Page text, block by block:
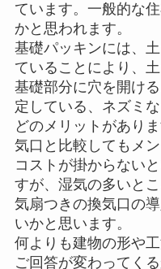
ています。一般的な
かと思われます。
基礎パッキンには、
ていることにより、
基礎部分に穴を開け
定している、ネズミ
どのメリットがあり
気口と比較してもメ
コストが掛からない
すが、湿気の多いと
気扇つきの換気口の
いかと思います。
何よりも建物の形や
ご回答が変わってく